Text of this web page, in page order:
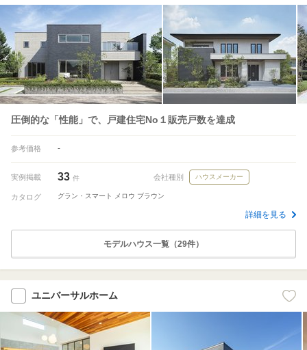
圧倒的な「性能」で、戸建住宅No１販売戸数を達成
参考価格 -
実例掲載 33 件 会社種別 ハウスメーカー
カタログ グラン・スマート メロウ ブラウン
詳細を見る
モデルハウス一覧（29件）
ユニバーサルホーム